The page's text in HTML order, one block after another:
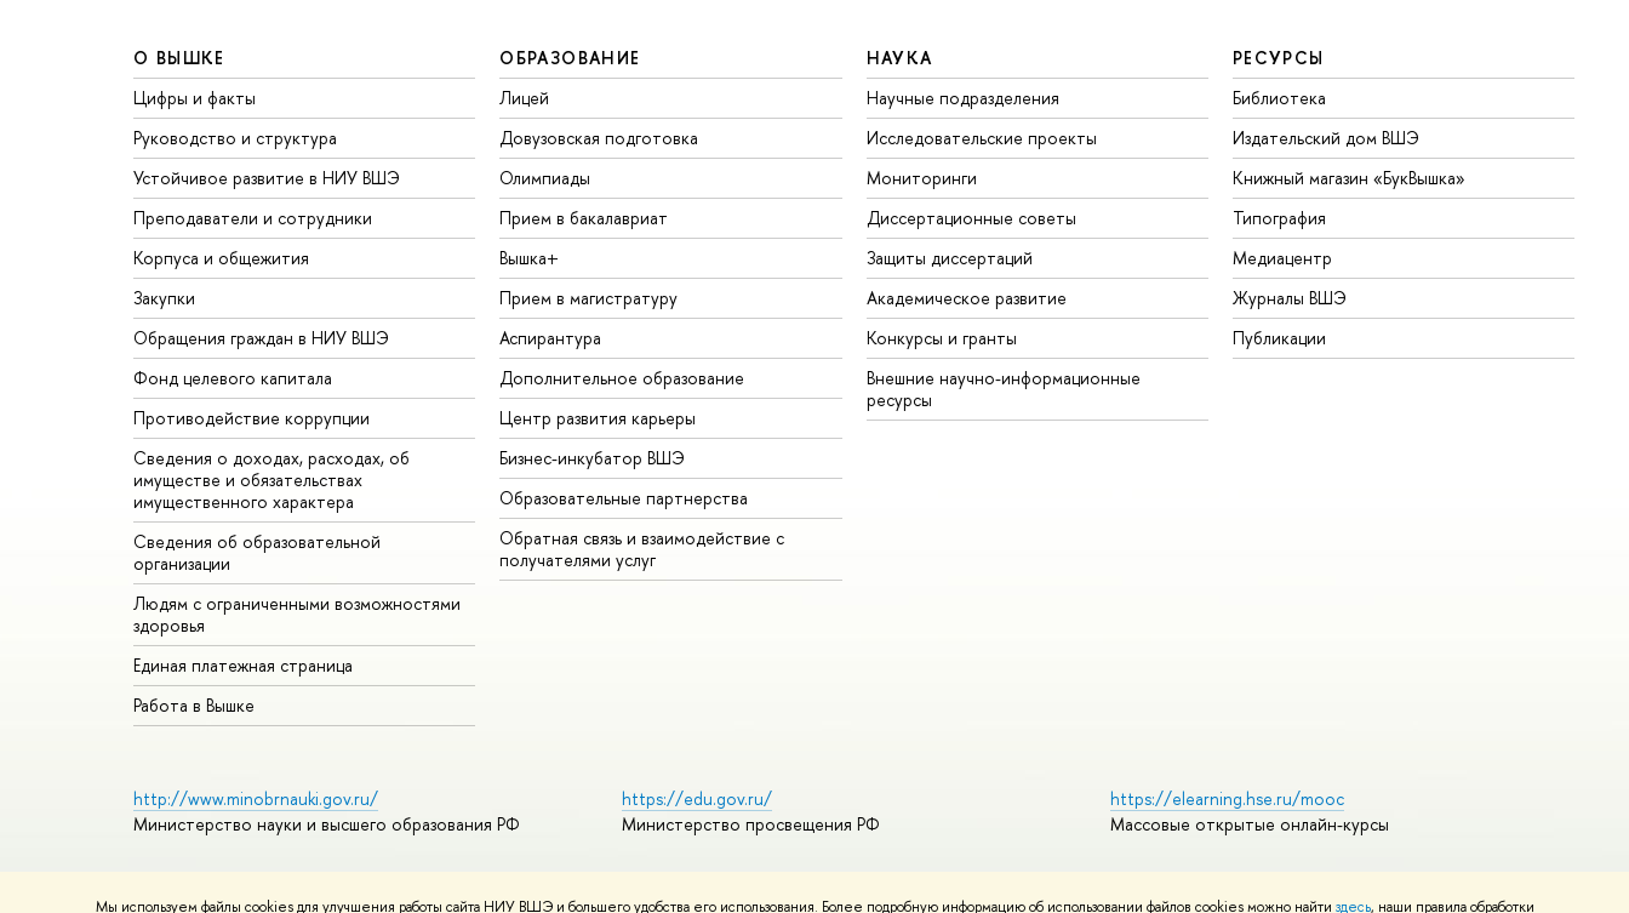
Мы используем файлы cookies для улучшения работы сайта НИУ ВШЭ и большего удобства его использования. Более подробную информацию об использовании файлов cookies можно найти здесь, наши правила обработки
О ВЫШКЕ
Цифры и факты
Руководство и структура
Устойчивое развитие в НИУ ВШЭ
Преподаватели и сотрудники
Корпуса и общежития
Закупки
Обращения граждан в НИУ ВШЭ
Фонд целевого капитала
Противодействие коррупции
Сведения о доходах, расходах, об
имуществе и обязательствах
имущественного характера
Сведения об образовательной
организации
Людям с ограниченными возможностями
здоровья
Единая платежная страница
Работа в Вышке
ОБРАЗОВАНИЕ
Лицей
Довузовская подготовка
Олимпиады
Прием в бакалавриат
Вышка+
Прием в магистратуру
Аспирантура
Дополнительное образование
Центр развития карьеры
Бизнес-инкубатор ВШЭ
Образовательные партнерства
Обратная связь и взаимодействие с
получателями услуг
НАУКА
Научные подразделения
Исследовательские проекты
Мониторинги
Диссертационные советы
Защиты диссертаций
Академическое развитие
Конкурсы и гранты
Внешние научно-информационные
ресурсы
РЕСУРСЫ
Библиотека
Издательский дом ВШЭ
Книжный магазин «БукВышка»
Типография
Медиацентр
Журналы ВШЭ
Публикации
http://www.minobrnauki.gov.ru/
Министерство науки и высшего образования РФ
https://edu.gov.ru/
Министерство просвещения РФ
https://elearning.hse.ru/mooc
Массовые открытые онлайн-курсы